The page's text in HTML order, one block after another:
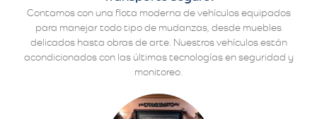
Contamos con una flota moderna de vehículos equipados
para manejar todo tipo de mudanzas, desde muebles
delicados hasta obras de arte. Nuestros vehículos están
acondicionados con las últimas tecnologías en seguridad y
monitoreo.